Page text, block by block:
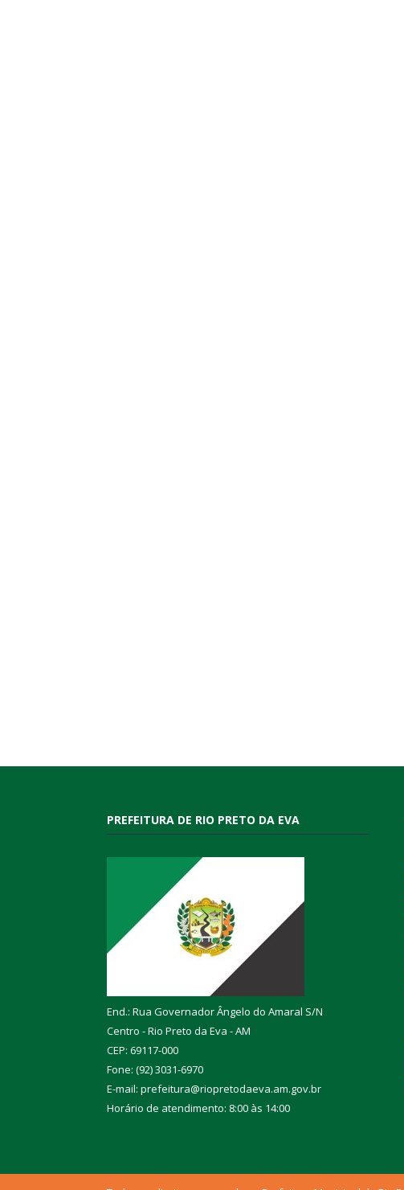
PREFEITURA DE RIO PRETO DA EVA
End.: Rua Governador Ângelo do Amaral S/N
Centro - Rio Preto da Eva - AM
CEP: 69117-000
Fone: (92) 3031-6970
E-mail: prefeitura@riopretodaeva.am.gov.br
Horário de atendimento: 8:00 às 14:00